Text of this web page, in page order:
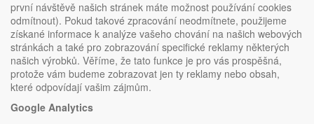
první návštěvě našich stránek máte možnost používání cookies
odmítnout). Pokud takové zpracování neodmítnete, použijeme
získané informace k analýze vašeho chování na našich webových
stránkách a také pro zobrazování specifické reklamy některých
našich výrobků. Věříme, že tato funkce je pro vás prospěšná,
protože vám budeme zobrazovat jen ty reklamy nebo obsah,
které odpovídají vašim zájmům.
Google Analytics